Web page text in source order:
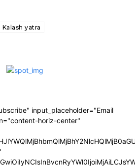
Kalash yatra
input_placeholder="Email
horiz-center"